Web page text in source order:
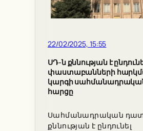
22/02/2025, 15:55
ՍԴ-ն քննության է
փաստաբանների
կարգի
հարցը
Սահմանադրական
քննության է ընդունել